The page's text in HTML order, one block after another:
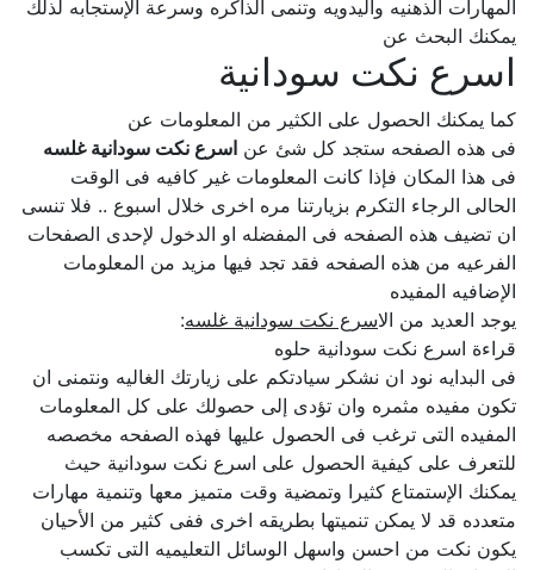
المهارات الذهنيه واليدويه وتنمى الذاكره وسرعة الإستجابه لذلك
يمكنك البحث عن
اسرع نكت سودانية
كما يمكنك الحصول على الكثير من المعلومات عن
فى هذه الصفحه ستجد كل شئ عناسرع نكت سودانية غلسه
فى هذا المكان فإذا كانت المعلومات غير كافيه فى الوقت
الحالى الرجاء التكرم بزيارتنا مره اخرى خلال اسبوع .. فلا تنسى
ان تضيف هذه الصفحه فى المفضله او الدخول لإحدى الصفحات
الفرعيه من هذه الصفحه فقد تجد فيها مزيد من المعلومات
الإضافيه المفيده
يوجد العديد من ال اسرع نكت سودانية غلسه:
قراءة اسرع نكت سودانية حلوه
فى البدايه نود ان نشكر سيادتكم على زيارتك الغاليه ونتمنى ان
تكون مفيده مثمره وان تؤدى إلى حصولك على كل المعلومات
المفيده التى ترغب فى الحصول عليها فهذه الصفحه مخصصه
للتعرف على كيفية الحصول على اسرع نكت سودانية حيث
يمكنك الإستمتاع كثيرا وتمضية وقت متميز معها وتنمية مهارات
متعدده قد لا يمكن تنميتها بطريقه اخرى ففى كثير من الأحيان
يكون نكت من احسن واسهل الوسائل التعليميه التى تكسب